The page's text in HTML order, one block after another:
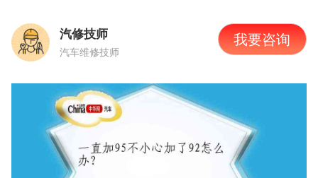
汽修技师
汽车维修技师
我要咨询